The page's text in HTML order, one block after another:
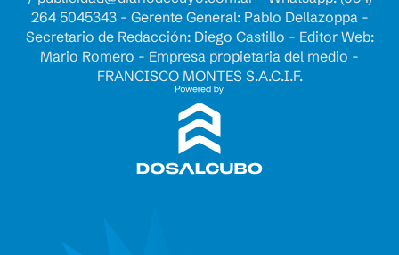
264 5045343 - Gerente General: Pablo Dellazoppa -
Secretario de Redacción: Diego Castillo - Editor Web:
Mario Romero - Empresa propietaria del medio -
FRANCISCO MONTES S.A.C.I.F.